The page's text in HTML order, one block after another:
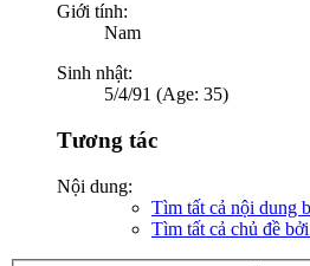
Giới tính:
Nam
Sinh nhật:
5/4/91 (Age: 35)
Tương tác
Nội dung:
Tìm tất cả nội dung
Tìm tất cả chủ đề